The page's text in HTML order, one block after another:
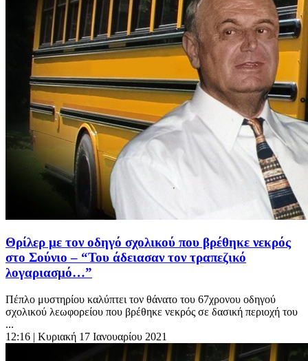
Θρίλερ με τον οδηγό σχολικού που βρέθηκε νεκρός
στο Σούνιο – “Του άδειασαν τον τραπεζικό
λογαριασμό…”
Πέπλο μυστηρίου καλύπτει τον θάνατο του 67χρονου οδηγού
σχολικού λεωφορείου που βρέθηκε νεκρός σε δασική περιοχή του
...
12:16 | Κυριακή 17 Ιανουαρίου 2021